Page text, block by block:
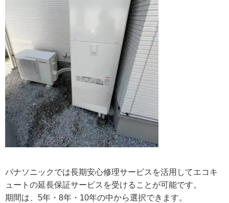
パナソニックでは長期安心修理サービスを活用してエコキ
ュートの延長保証サービスを受けることが可能です。
期間は、5年・8年・10年の中から選択できます。